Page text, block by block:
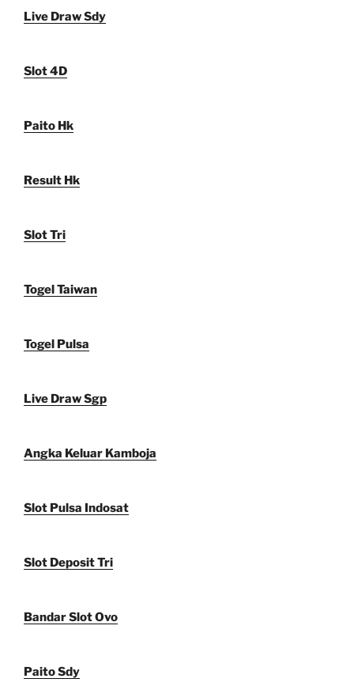
Live Draw Sdy
Slot 4D
Paito Hk
Result Hk
Slot Tri
Togel Taiwan
Togel Pulsa
Live Draw Sgp
Angka Keluar Kamboja
Slot Pulsa Indosat
Slot Deposit Tri
Bandar Slot Ovo
Paito Sdy